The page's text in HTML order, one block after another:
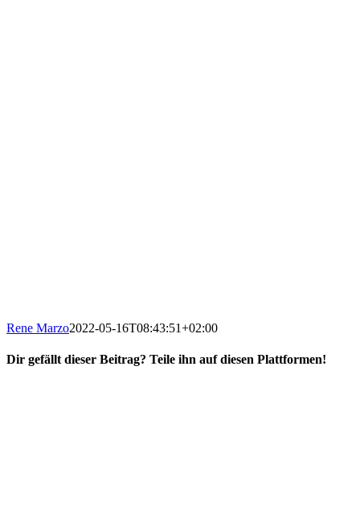
Rene Marzo2022-05-16T08:43:51+02:00
Dir gefällt dieser Beitrag? Teile ihn auf diesen Plattformen!